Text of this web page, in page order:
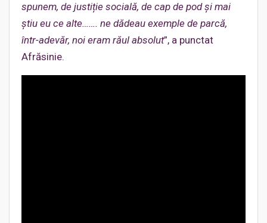
spunem, de justiție socială, de cap de pod și mai
știu eu ce alte……. ne dădeau exemple de parcă,
într-adevăr, noi eram răul absolut”, a punctat
Afrăsinie.